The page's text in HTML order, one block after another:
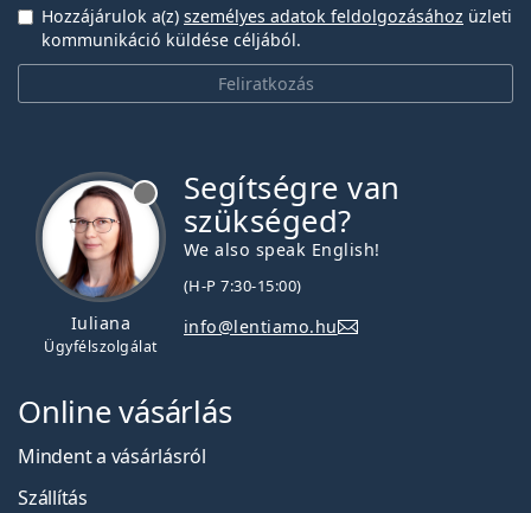
Feliratkozás
Hozzájárulok a(z) személyes adatok feldolgozásához üzleti
kommunikáció küldése céljából.
Iuliana
Ügyfélszolgálat
Segítségre van
szükséged?
We also speak English!
(H-P 7:30-15:00)
info@lentiamo.hu
Online vásárlás
Mindent a vásárlásról
Szállítás